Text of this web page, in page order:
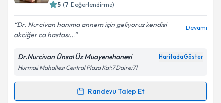
Kişisel verilerimin işlenmesine ilişkin
Aydınlatma
Metni'ni okudum ve kişisel verilerimin belirtilen
kapsamda işlenmesini kabul ediyorum.
5 (7 Değerlendirme)
Dr. Nurcivan hanıma annem için geliyoruz kendisi
akciğer ca hastası...
Devamı
Dr.Nurcivan Ünsal Üz Muayenehanesi Haritada Göster
Hurmali Mahallesi Central Plaza Kat:7 Daire:71
Randevu Talep Et
Randevu Takvimi Talebi